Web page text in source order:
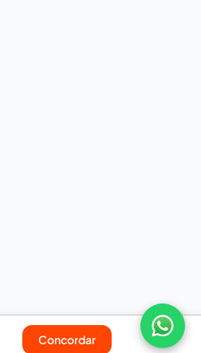
Concordar